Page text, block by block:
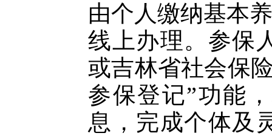
由个人缴纳基本
线上办理。参保
或吉林省社会保
参保登记”功能
息，完成个体及